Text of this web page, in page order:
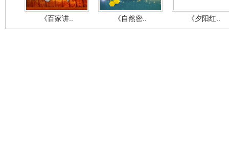
《百家讲.. 《自然密.. 《夕阳红..